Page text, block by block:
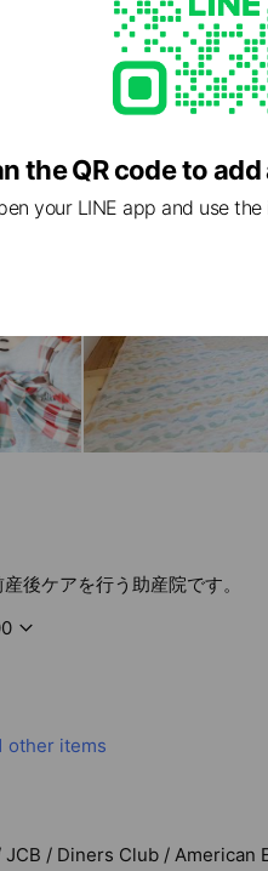
後ケアを行う助産院です。
other items
/ Diners Club / American
the QR code to add
your LINE app and use